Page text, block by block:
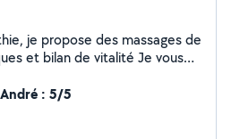
je propose des massages de
bilan de vitalité Je vous
par des méthodes
Mais je peux
: 5/5